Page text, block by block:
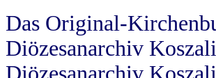
Das Original-
Diözesanarchiv